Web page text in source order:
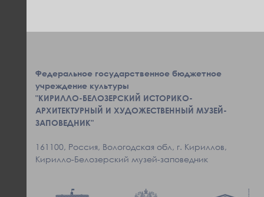
Федеральное государственное бюджетное
учреждение культуры
"КИРИЛЛО-БЕЛОЗЕРСКИЙ ИСТОРИКО-
АРХИТЕКТУРНЫЙ И ХУДОЖЕСТВЕННЫЙ МУЗЕЙ-
ЗАПОВЕДНИК"
161100, Россия, Вологодская обл, г. Кириллов,
Кирилло-Белозерский музей-заповедник